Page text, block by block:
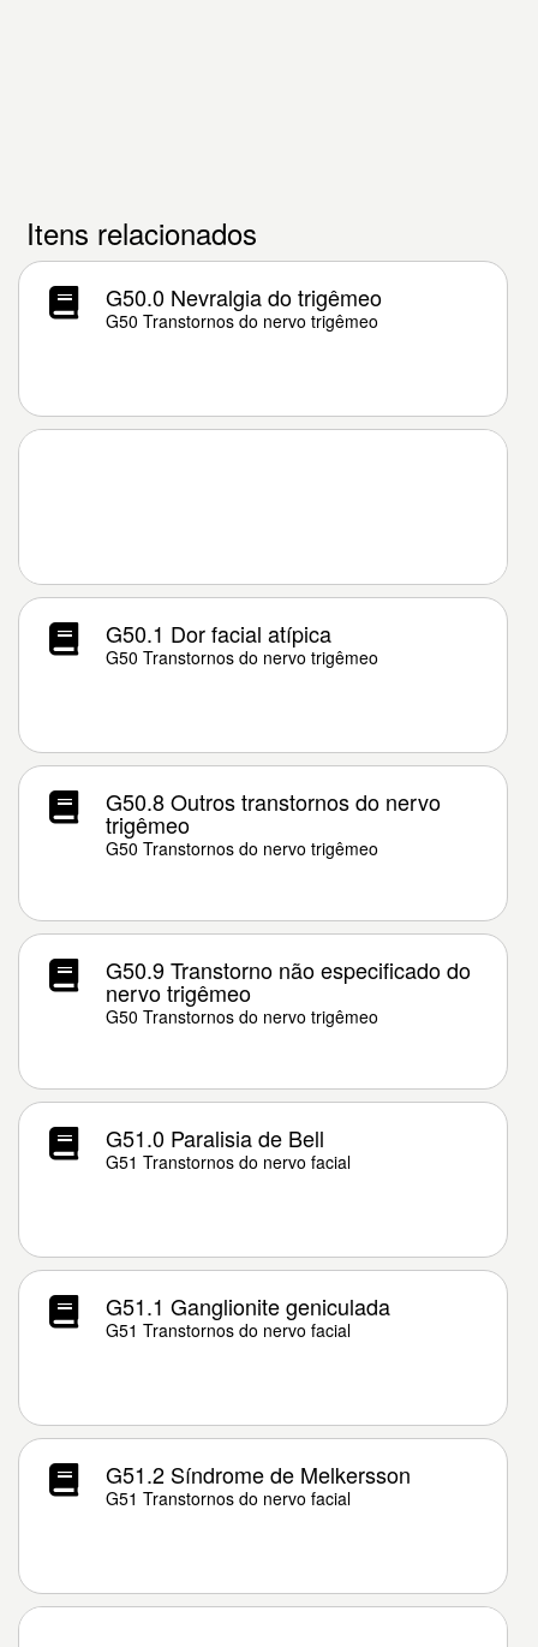
Itens relacionados
G50.0 Nevralgia do trigêmeo
G50 Transtornos do nervo trigêmeo
G50.1 Dor facial atípica
G50 Transtornos do nervo trigêmeo
G50.8 Outros transtornos do nervo
trigêmeo
G50 Transtornos do nervo trigêmeo
G50.9 Transtorno não especificado do
nervo trigêmeo
G50 Transtornos do nervo trigêmeo
G51.0 Paralisia de Bell
G51 Transtornos do nervo facial
G51.1 Ganglionite geniculada
G51 Transtornos do nervo facial
G51.2 Síndrome de Melkersson
G51 Transtornos do nervo facial